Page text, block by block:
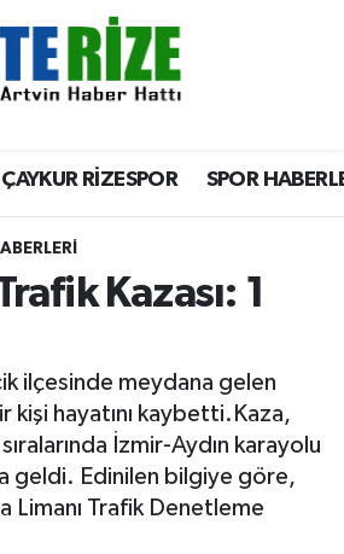
ÇAYKUR RİZESPOR SPOR
Kazası: 1
ilçesinde meydana gelen
kişi hayatını kaybetti.Kaza,
İzmir-Aydın karayolu
geldi. Edinilen bilgiye göre,
Limanı Trafik Denetleme
Komutanlığı
Eczaneler
Haritası
Durumu ve Fikstür